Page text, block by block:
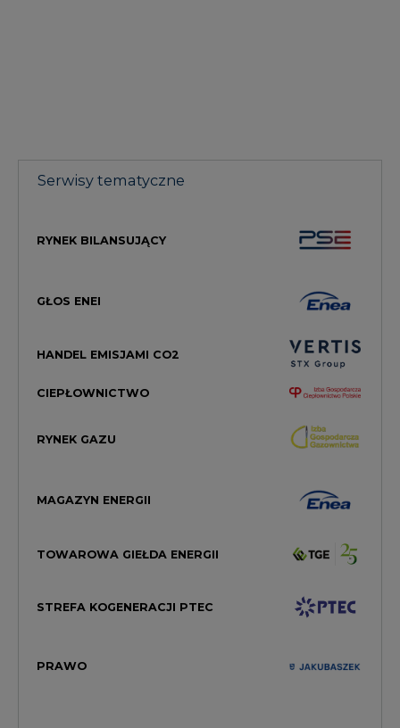
Serwisy tematyczne
RYNEK BILANSUJĄCY
GŁOS ENEI
HANDEL EMISJAMI CO2
CIEPŁOWNICTWO
RYNEK GAZU
MAGAZYN ENERGII
TOWAROWA GIEŁDA ENERGII
STREFA KOGENERACJI PTEC
PRAWO